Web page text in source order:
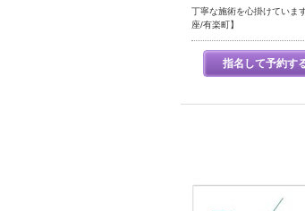
丁寧な施術を心掛けていま
座/有楽町】
指名して予約す